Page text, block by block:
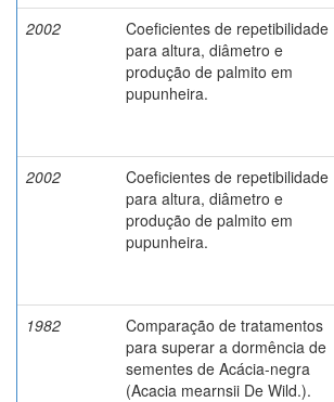
2002
Coeficientes de repetibilidade
para altura, diâmetro e
produção de palmito em
pupunheira.
2002
Coeficientes de repetibilidade
para altura, diâmetro e
produção de palmito em
pupunheira.
1982
Comparação de tratamentos
para superar a dormência de
sementes de Acácia-negra
(Acacia mearnsii De Wild.).